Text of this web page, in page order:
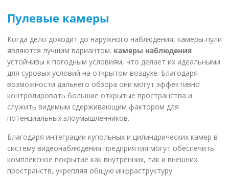
Пулевые камеры
Когда дело доходит до наружного наблюдения, камеры-пули
являются лучшим вариантом. камеры наблюдения
устойчивы к погодным условиям, что делает их идеальными
для суровых условий на открытом воздухе. Благодаря
возможности дальнего обзора они могут эффективно
контролировать большие открытые пространства и
служить видимым сдерживающим фактором для
потенциальных злоумышленников.
Благодаря интеграции купольных и цилиндрических камер в
систему видеонаблюдения предприятия могут обеспечить
комплексное покрытие как внутренних, так и внешних
пространств, укрепляя общую инфраструктуру